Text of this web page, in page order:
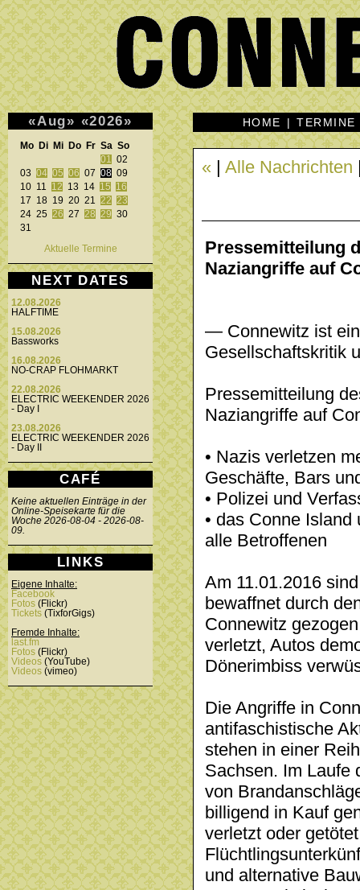
«Aug» «2026»
Mo Di Mi Do Fr Sa So
01
02
03 04 05 06 07 08 09
10 11 12 13 14 15
16
17 18 19 20 21 22
23
24 25 26 27 28 29 30
31
Aktuelle Termine
NEXT DATES
12.08.2026
HALFTIME
15.08.2026
Bassworks
16.08.2026
NO-CRAP FLOHMARKT
22.08.2026
ELECTRIC WEEKENDER 2026
- Day I
23.08.2026
ELECTRIC WEEKENDER 2026
- Day II
CAFÉ
Keine aktuellen Einträge in der
Online-Speisekarte für die
Woche 2026-08-04 - 2026-08-
09.
LINKS
Eigene Inhalte:
Facebook
Fotos (Flickr)
Tickets (TixforGigs)
Fremde Inhalte:
last.fm
Fotos (Flickr)
Videos (YouTube)
Videos (vimeo)
HOME |TERMINE
« Alle Nachrichten
Pressemitteilung
Naziangriffe auf
— Connewitz ist
Gesellschaftskritik
Pressemitteilung
Naziangriffe auf
• Nazis verletzen
Geschäfte, Bars
• Polizei und
• das Conne
alle Betroffenen
Am 11.01.2016
bewaffnet durch
Connewitz
verletzt, Autos
Dönerimbiss
Die Angriffe in
antifaschistische
stehen in einer
Sachsen. Im Laufe
von
billigend in Kauf
verletzt oder
und alternative